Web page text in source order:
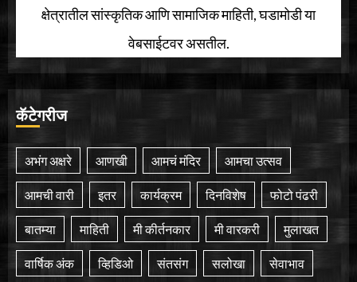
क्षेत्रातील सांस्कृतिक आणि सामाजिक माहिती, घडामोडी या
वेबसाईटवर असतील.
कॅटेगरीज
अभंग अक्षरे आणखी आमचं मंदिर आमचा उत्सव
आमची वारी इतर कार्यक्रम दिनविशेष फोटो पंढरी
बातम्या माहिती मी कीर्तनकार मी वारकरी मुलाखत
वार्षिक अंक व्हिडिओ संतसंग सलोखा सेवाभाव